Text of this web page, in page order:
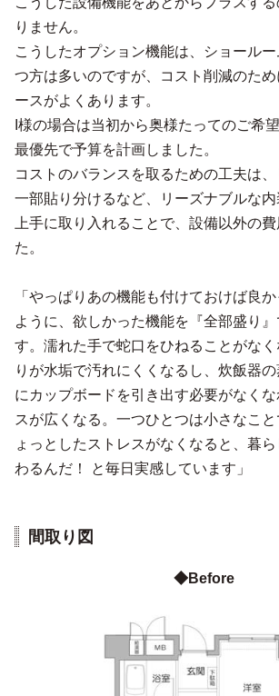
りません。
こうしたオプション機能は、ショール
つ方は多いのですが、コスト削減のた
ースがよくあります。
I様の場合は当初から奥様たってのご希
最優先で予算を計画しました。
コストのバランスを取るための工夫は
一部貼り分けるなど、リーズナブルな
上手に取り入れることで、設備以外の
た。
「やっぱりあの機能も付けておけば良
ように、欲しかった機能を『全部盛り
す。濡れた手で蛇口をひねることがな
りが水垢で汚れにくくなるし、炊飯器
にカップボードを引き出す必要がなく
スが広くなる。一つひとつは小さなこ
ょっとしたストレスがなくなると、暮
わるんだ！ と毎日実感しています」
間取り図
◆Before